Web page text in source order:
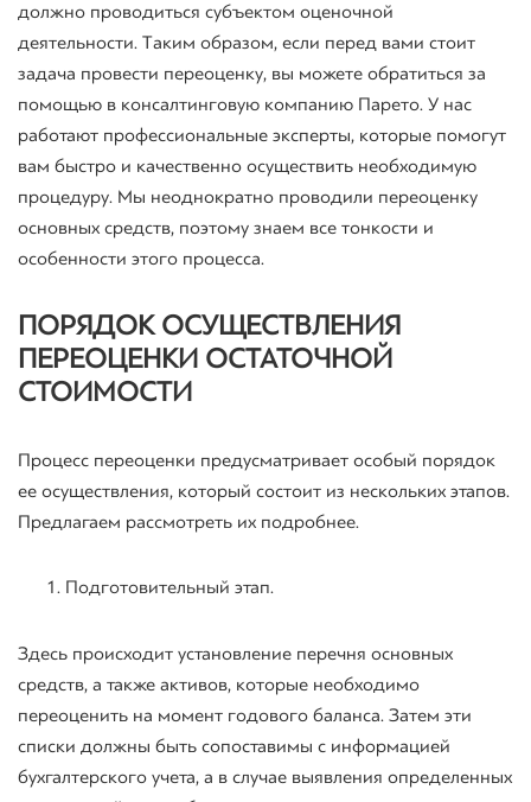
должно проводиться субъектом оценочной
деятельности. Таким образом, если перед вами стоит
задача провести переоценку, вы можете обратиться за
помощью в консалтинговую компанию Парето. У нас
работают профессиональные эксперты, которые помогут
вам быстро и качественно осуществить необходимую
процедуру. Мы неоднократно проводили переоценку
основных средств, поэтому знаем все тонкости и
особенности этого процесса.
ПОРЯДОК ОСУЩЕСТВЛЕНИЯ
ПЕРЕОЦЕНКИ ОСТАТОЧНОЙ
СТОИМОСТИ
Процесс переоценки предусматривает особый порядок
ее осуществления, который состоит из нескольких этапов.
Предлагаем рассмотреть их подробнее.
Подготовительный этап.
Здесь происходит установление перечня основных
средств, а также активов, которые необходимо
переоценить на момент годового баланса. Затем эти
списки должны быть сопоставимы с информацией
бухгалтерского учета, а в случае выявления определенных